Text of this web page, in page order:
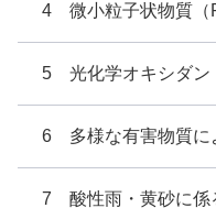
4 微小粒子状物質（
5 光化学オキシダン
6 多様な有害物質に
7 酸性雨・黄砂に係